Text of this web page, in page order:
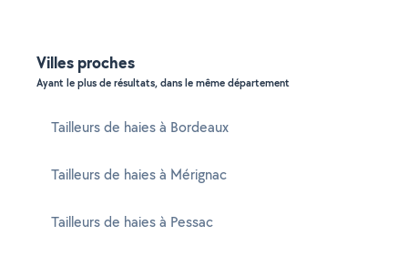
Villes proches
Ayant le plus de résultats, dans le même département
Tailleurs de haies à Bordeaux
Tailleurs de haies à Mérignac
Tailleurs de haies à Pessac